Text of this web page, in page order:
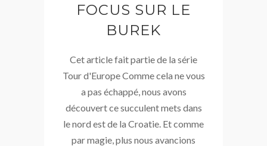
FOCUS SUR LE
BUREK
Cet article fait partie de la série
Tour d'Europe Comme cela ne vous
a pas échappé, nous avons
découvert ce succulent mets dans
le nord est de la Croatie. Et comme
par magie, plus nous avancions